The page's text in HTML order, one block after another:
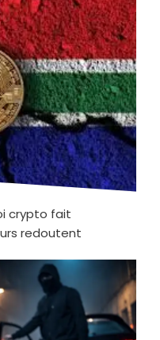
crypto fait
redoutent